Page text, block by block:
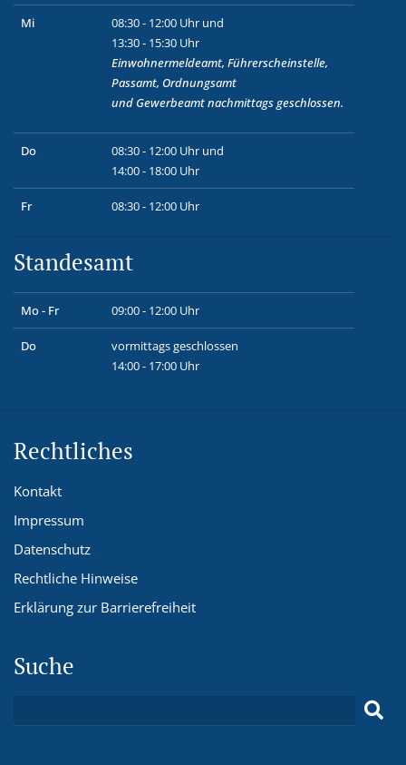
Mi
08:30 - 12:00 Uhr und
13:30 - 15:30 Uhr
Einwohnermeldeamt, Führerscheinstelle,
Passamt, Ordnungsamt
und Gewerbeamtnachmittags geschlossen.
Do
08:30 - 12:00 Uhr und
14:00 - 18:00 Uhr
Fr 08:30 - 12:00 Uhr
Standesamt
Mo - Fr 09:00 - 12:00 Uhr
Do
vormittags geschlossen
14:00 - 17:00 Uhr
Rechtliches
Kontakt
Impressum
Datenschutz
Rechtliche Hinweise
Erklärung zur Barrierefreiheit
Suche